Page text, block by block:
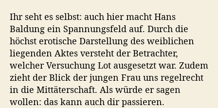
Ihr seht es selbst: auch hier macht Hans
Baldung ein Spannungsfeld auf. Durch die
höchst erotische Darstellung des weiblichen
liegenden Aktes versteht der Betrachter,
welcher Versuchung Lot ausgesetzt war. Zudem
zieht der Blick der jungen Frau uns regelrecht
in die Mittäterschaft. Als würde er sagen
wollen: das kann auch dir passieren.